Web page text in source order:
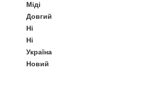
Міді
Довгий
Ні
Ні
Україна
Новий